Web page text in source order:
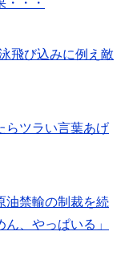
・・
飛び込みに例え敵
らツラい言葉あげ
油禁輸の制裁を続
、やっぱいる」